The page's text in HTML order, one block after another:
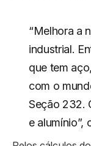
“Melhora a
industrial.
que tem
com o
Seção 232.
e alumínio”,